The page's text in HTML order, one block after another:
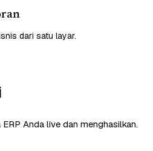
dari satu layar.
Anda live dan menghasilkan.